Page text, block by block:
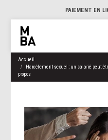
PAIEMENT EN
Accueil
Harcèlement sexuel : un salarié peut
propos